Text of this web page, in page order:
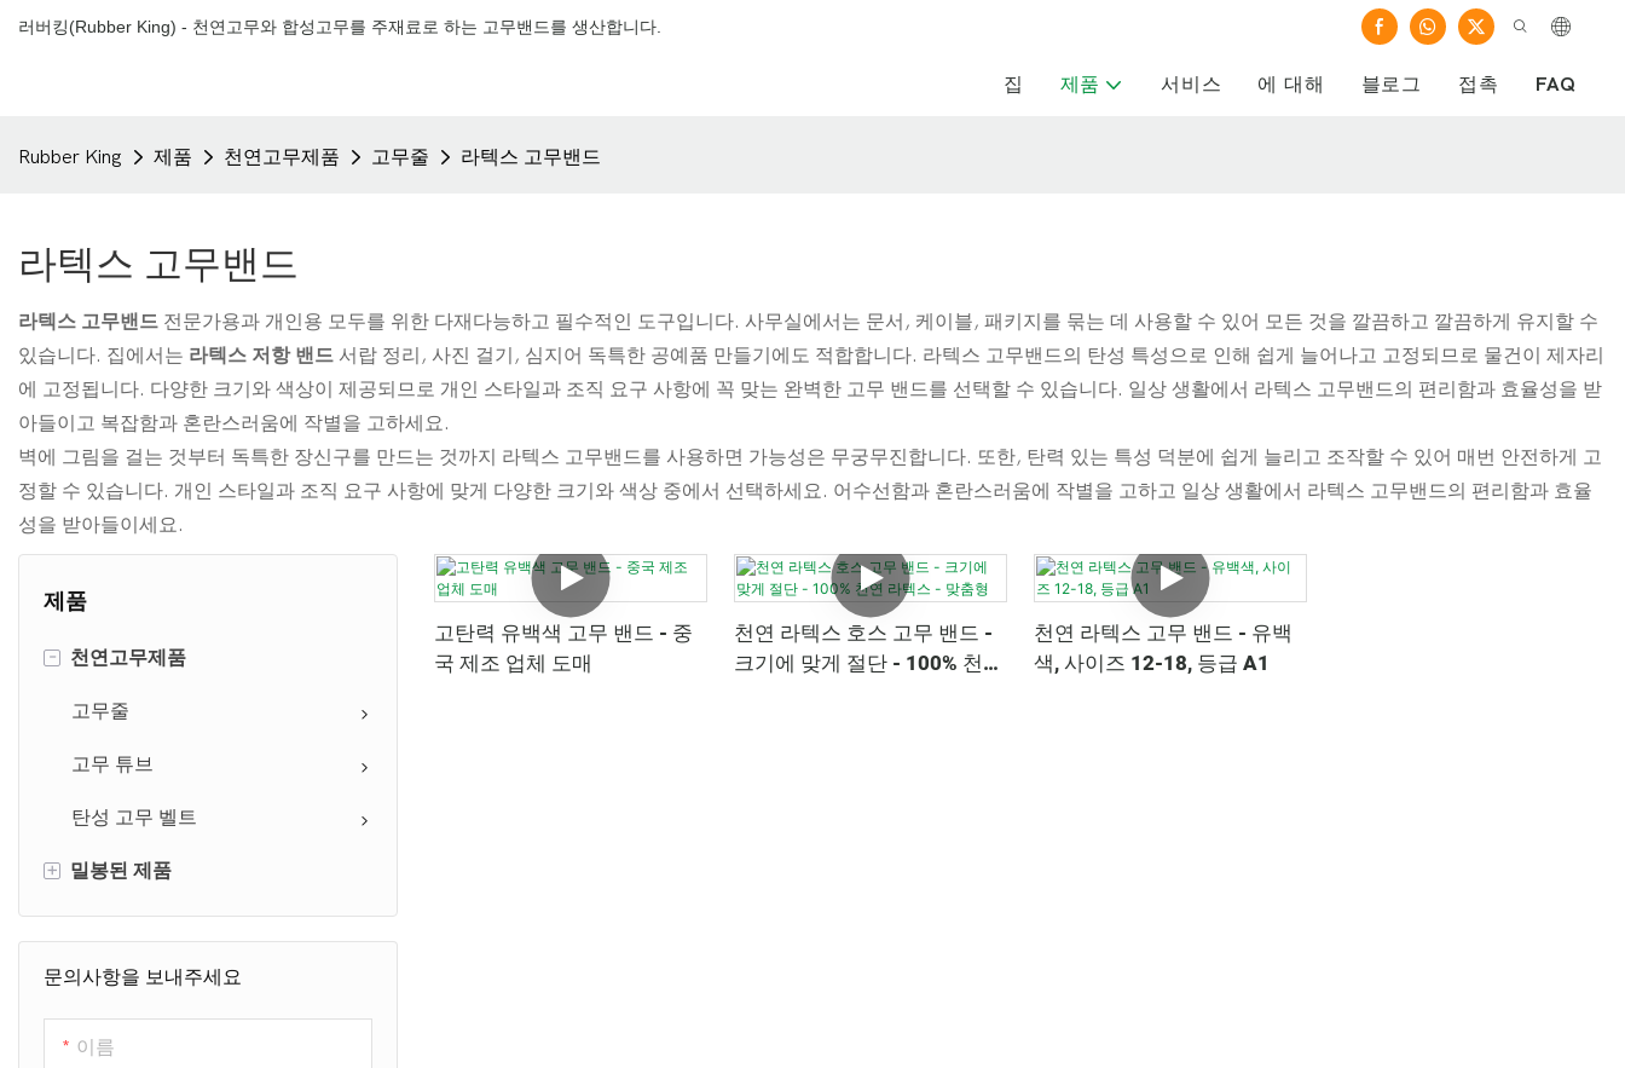
러버킹(Rubber King) - 천연고무와 합성고무를 ​​주재료로 하는 고무밴드를 생산합니다.
집 제품 서비스 에 대해 블로그 접촉 FAQ
Rubber King 제품 천연고무제품 고무줄 라텍스 고무밴드
라텍스 고무밴드
라텍스 고무밴드 전문가용과 개인용 모두를 위한 다재다능하고 필수적인 도구입니다. 사무실에서는 문서, 케이블, 패키지를 묶는 데 사용할 수 있어 모든 것을 깔끔하고 깔끔하게 유지할 수
있습니다. 집에서는 라텍스 저항 밴드 서랍 정리, 사진 걸기, 심지어 독특한 공예품 만들기에도 적합합니다. 라텍스 고무밴드의 탄성 특성으로 인해 쉽게 늘어나고 고정되므로 물건이 제자리
에 고정됩니다. 다양한 크기와 색상이 제공되므로 개인 스타일과 조직 요구 사항에 꼭 맞는 완벽한 고무 밴드를 선택할 수 있습니다. 일상 생활에서 라텍스 고무밴드의 편리함과 효율성을 받
아들이고 복잡함과 혼란스러움에 작별을 고하세요.
벽에 그림을 걸는 것부터 독특한 장신구를 만드는 것까지 라텍스 고무밴드를 사용하면 가능성은 무궁무진합니다. 또한, 탄력 있는 특성 덕분에 쉽게 늘리고 조작할 수 있어 매번 안전하게 고
정할 수 있습니다. 개인 스타일과 조직 요구 사항에 맞게 다양한 크기와 색상 중에서 선택하세요. 어수선함과 혼란스러움에 작별을 고하고 일상 생활에서 라텍스 고무밴드의 편리함과 효율
성을 받아들이세요.
제품
- 천연고무제품
고무줄
고무 튜브
탄성 고무 벨트
+ 밀봉된 제품
씰링 링
문의사항을 보내주세요
이름
고탄력 유백색 고무 밴드 - 중
국 제조 업체 도매
천연 라텍스 호스 고무 밴드 -
크기에 맞게 절단 - 100% 천연
천연 라텍스 고무 밴드 - 유백
색, 사이즈 12-18, 등급 A1